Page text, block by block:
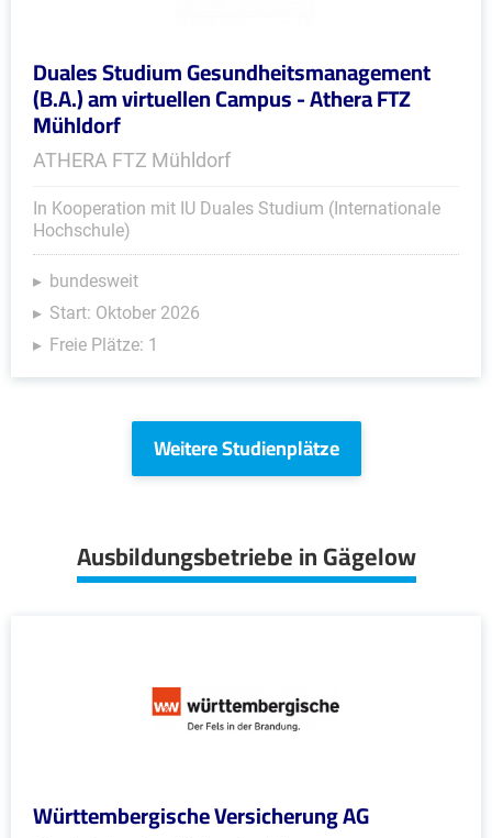
Duales Studium Gesundheitsmanagement
(B.A.) am virtuellen Campus - Athera FTZ
Mühldorf
ATHERA FTZ Mühldorf
In Kooperation mit IU Duales Studium (Internationale
Hochschule)
bundesweit
Start: Oktober 2026
Freie Plätze: 1
Weitere Studienplätze
Ausbildungsbetriebe in Gägelow
Württembergische Versicherung AG